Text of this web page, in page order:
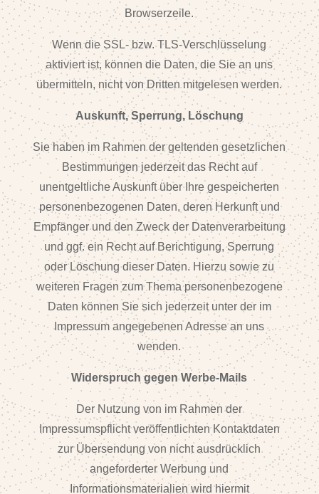
Browserzeile.
Wenn die SSL- bzw. TLS-Verschlüsselung
aktiviert ist, können die Daten, die Sie an uns
übermitteln, nicht von Dritten mitgelesen werden.
Auskunft, Sperrung, Löschung
Sie haben im Rahmen der geltenden gesetzlichen
Bestimmungen jederzeit das Recht auf
unentgeltliche Auskunft über Ihre gespeicherten
personenbezogenen Daten, deren Herkunft und
Empfänger und den Zweck der Datenverarbeitung
und ggf. ein Recht auf Berichtigung, Sperrung
oder Löschung dieser Daten. Hierzu sowie zu
weiteren Fragen zum Thema personenbezogene
Daten können Sie sich jederzeit unter der im
Impressum angegebenen Adresse an uns
wenden.
Widerspruch gegen Werbe-Mails
Der Nutzung von im Rahmen der
Impressumspflicht veröffentlichten Kontaktdaten
zur Übersendung von nicht ausdrücklich
angeforderter Werbung und
Informationsmaterialien wird hiermit